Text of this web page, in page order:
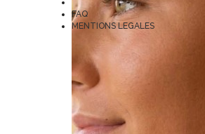
FAQ
MENTIONS LEGALES